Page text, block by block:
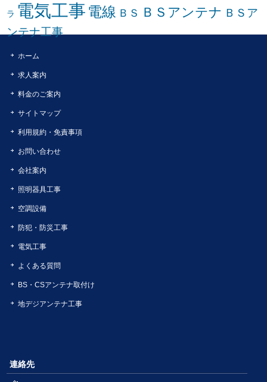
ラ 電気工事 電線 ＢＳ ＢＳアンテナ ＢＳア
ンテナ工事
ホーム
求人案内
料金のご案内
サイトマップ
利用規約・免責事項
お問い合わせ
会社案内
照明器具工事
空調設備
防犯・防災工事
電気工事
よくある質問
BS・CSアンテナ取付け
地デジアンテナ工事
連絡先